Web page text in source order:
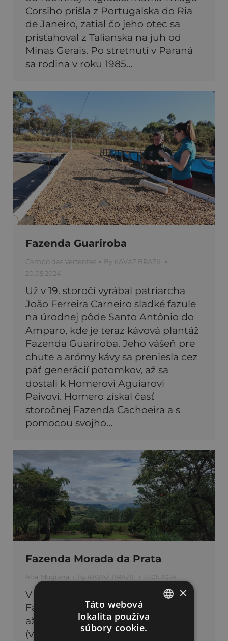
Corsiho prišla z Portugalska do Ria
de Janeiro, zatiaľ čo jeho otec sa
prisťahoval z Talianska na juh od
Minas Gerais. Po stretnutí v Paraná
sa rodina v roku 1985…
Fazenda Guariroba
Campo das Vertentes By KAVAZ BRAZIL
20.05.2024
Už v 19. storočí vyrábal patriarcha
João Ferreira Carneiro sladké fazule
na úrodnej pôde Santo Antônio do
Amparo, kde je teraz kávová plantáž
Fazenda Guariroba. Jeho vášeň pre
chute a arómy kávy sa preniesla cez
päť generácií potomkov, až sa
dostali k Homerovi Aguiarovi
Paivovi. Homero získal časť
storočnej Fazenda Cachoeira a s
pomocou svojho…
Fazenda Morada da Prata
Alta Mogiana By KAVAZ BRAZIL 12.05.2024
V roku 1936 získal Plinio Adams
Farmu Morada da Prata a viedol ju
až do roku 1965. V roku 1968 Adélia
(vdova po Plíniovi) odovzdala
×
Táto webová
lokalita používa
súbory cookie.